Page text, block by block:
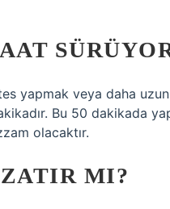
yapmak veya daha
Bu 50 dakikada
olacaktır.
MI?